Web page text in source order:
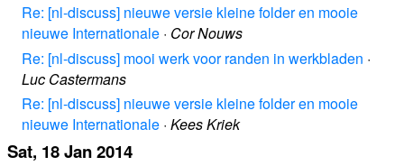
Re: [nl-discuss] nieuwe versie kleine folder en mooie
nieuwe Internationale · Cor Nouws
Re: [nl-discuss] mooi werk voor randen in werkbladen ·
Luc Castermans
Re: [nl-discuss] nieuwe versie kleine folder en mooie
nieuwe Internationale · Kees Kriek
Sat, 18 Jan 2014